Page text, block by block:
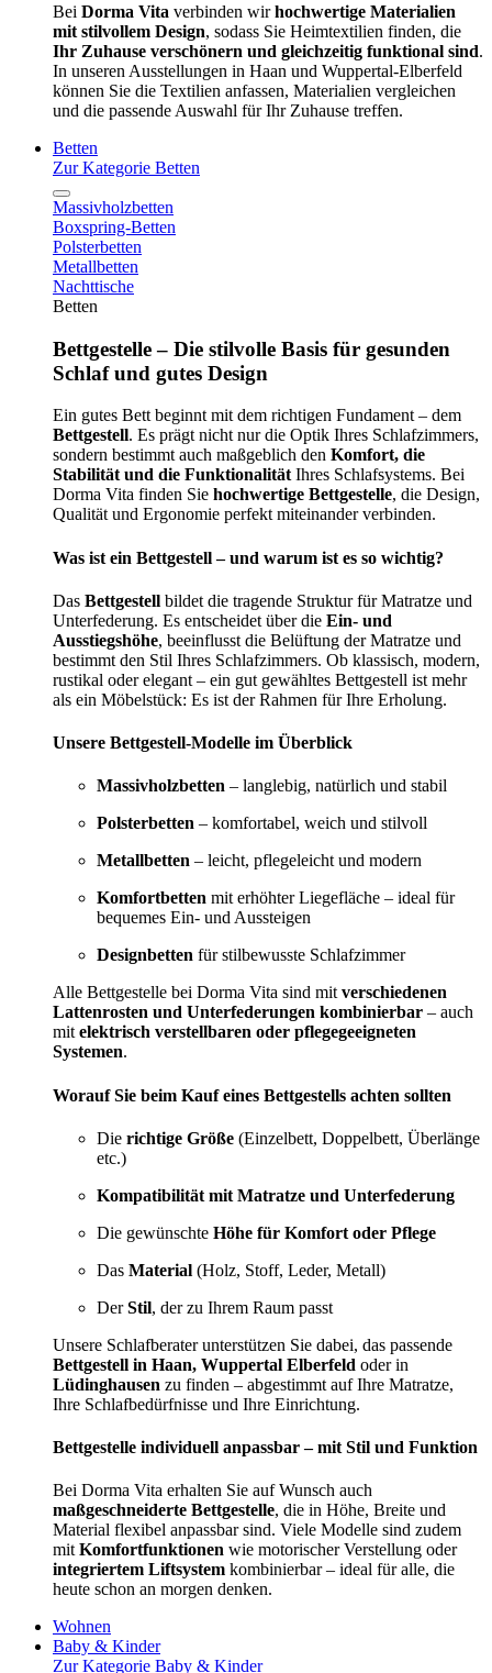
Bei Dorma Vita verbinden wirhochwertige Materialien
mit stilvollem Design, sodass Sie Heimtextilien finden, die
Ihr Zuhause verschönern und gleichzeitig funktional sind.
In unseren Ausstellungen in Haan und Wuppertal-Elberfeld
können Sie die Textilien anfassen, Materialien vergleichen
und die passende Auswahl für Ihr Zuhause treffen.
Betten
Zur Kategorie Betten
Massivholzbetten
Boxspring-Betten
Polsterbetten
Metallbetten
Nachttische
Betten
Bettgestelle – Die stilvolle Basis für gesunden
Schlaf und gutes Design
Ein gutes Bett beginnt mit dem richtigen Fundament – dem
Bettgestell. Es prägt nicht nur die Optik Ihres Schlafzimmers,
sondern bestimmt auch maßgeblich den Komfort, die
Stabilität und die Funktionalität Ihres Schlafsystems. Bei
Dorma Vita finden Sie hochwertige Bettgestelle, die Design,
Qualität und Ergonomie perfekt miteinander verbinden.
Was ist ein Bettgestell – und warum ist es so wichtig?
Das Bettgestell bildet die tragende Struktur für Matratze und
Unterfederung. Es entscheidet über die Ein- und
Ausstiegshöhe, beeinflusst die Belüftung der Matratze und
bestimmt den Stil Ihres Schlafzimmers. Ob klassisch, modern,
rustikal oder elegant – ein gut gewähltes Bettgestell ist mehr
als ein Möbelstück: Es ist der Rahmen für Ihre Erholung.
Unsere Bettgestell-Modelle im Überblick
Massivholzbetten – langlebig, natürlich und stabil
Polsterbetten – komfortabel, weich und stilvoll
Metallbetten – leicht, pflegeleicht und modern
Komfortbetten mit erhöhter Liegefläche – ideal für
bequemes Ein- und Aussteigen
Designbetten für stilbewusste Schlafzimmer
Alle Bettgestelle bei Dorma Vita sind mit verschiedenen
Lattenrosten und Unterfederungen kombinierbar – auch
mit elektrisch verstellbaren oder pflegegeeigneten
Systemen.
Worauf Sie beim Kauf eines Bettgestells achten sollten
Die richtige Größe (Einzelbett, Doppelbett, Überlänge
etc.)
Kompatibilität mit Matratze und Unterfederung
Die gewünschte Höhe für Komfort oder Pflege
Das Material (Holz, Stoff, Leder, Metall)
DerStil, der zu Ihrem Raum passt
Unsere Schlafberater unterstützen Sie dabei, das passende
Bettgestell in Haan, Wuppertal Elberfeld oder in
Lüdinghausen zu finden – abgestimmt auf Ihre Matratze,
Ihre Schlafbedürfnisse und Ihre Einrichtung.
Bettgestelle individuell anpassbar – mit Stil und Funktion
Bei Dorma Vita erhalten Sie auf Wunsch auch
maßgeschneiderte Bettgestelle, die in Höhe, Breite und
Material flexibel anpassbar sind. Viele Modelle sind zudem
mit Komfortfunktionen wie motorischer Verstellung oder
integriertem Liftsystem kombinierbar – ideal für alle, die
heute schon an morgen denken.
Wohnen
Baby & Kinder
Zur Kategorie Baby & Kinder